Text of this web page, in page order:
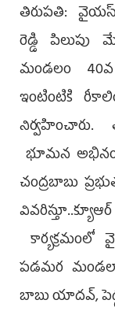
తిరుప‌తి:
రెడ్డి పిలుపు
మండలం 40వ
ఇంటింటికి
నిర్వ‌హించారు.
భూమన అభినయ్
చంద్ర‌బాబు
కార్యక్రమంలో
పడమర
బాబు యాదవ్,